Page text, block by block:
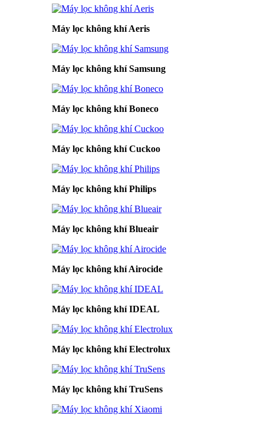
Máy lọc không khí Aeris
Máy lọc không khí Samsung
Máy lọc không khí Boneco
Máy lọc không khí Cuckoo
Máy lọc không khí Philips
Máy lọc không khí Blueair
Máy lọc không khí Airocide
Máy lọc không khí IDEAL
Máy lọc không khí Electrolux
Máy lọc không khí TruSens